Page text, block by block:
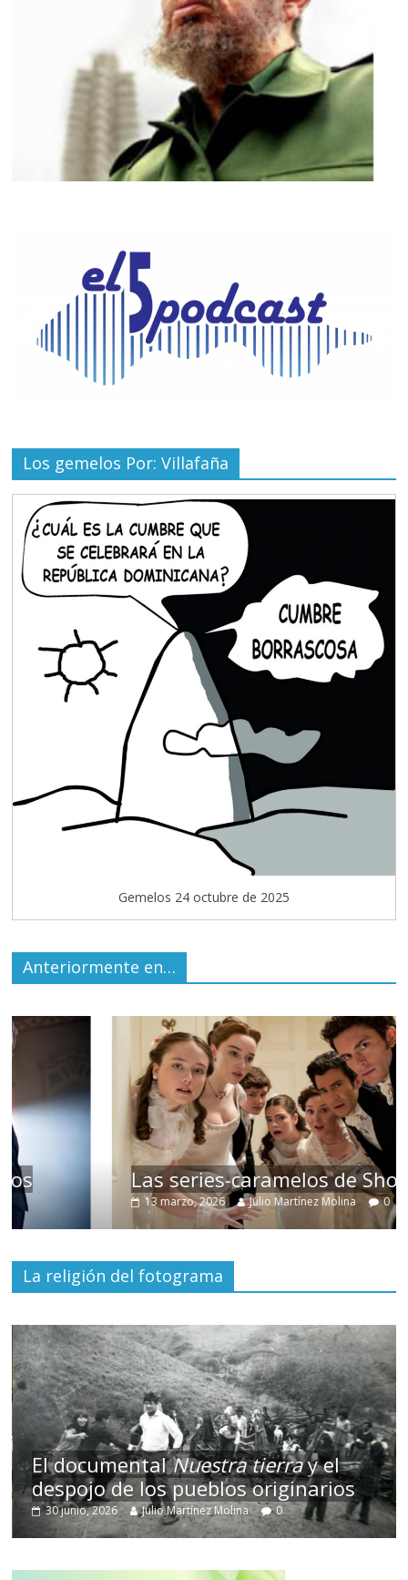
Los gemelos Por: Villafaña
Gemelos 24 octubre de 2025
Anteriormente en…
Las series-caramelos de Shondaland
Julio Martínez Molina 0
La religión del fotograma
El documentalNuestra tierray el
despojo de los pueblos originarios
30 junio, 2026 Julio Martínez Molina 0